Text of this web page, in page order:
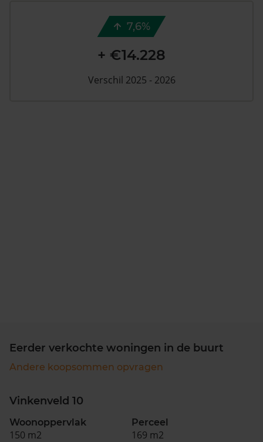
7,6%
+ €14.228
Verschil 2025 - 2026
Eerder verkochte woningen in de buurt
Andere koopsommen opvragen
Vinkenveld 10
Woonoppervlak
150 m2
Perceel
169 m2